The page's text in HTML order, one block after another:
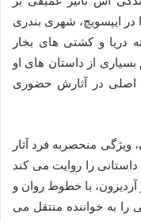
ایپسویچ، شهری بندری
دریا و کشتی های بخار
بسیاری از داستان های او
اصلی در آثارش حضوری
منحصربه فرد آثار
را روایت می کند
با خطوط روان و
به خواننده منتقل می